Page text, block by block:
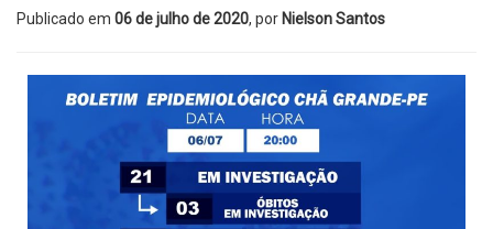
Publicado em 06 de julho de 2020, por Nielson Santos